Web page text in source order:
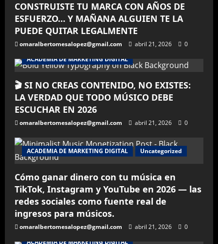
CONSTRUISTE TU MARCA CON AÑOS DE
ESFUERZO… Y MAÑANA ALGUIEN TE LA
PUEDE QUITAR LEGALMENTE
omaralbertomesalopez@gmail.com abril 21, 2026
0
ACADEMIA DE MARKETING DIGITAL
🎬 SI NO CREAS CONTENIDO, NO EXISTES:
LA VERDAD QUE TODO MÚSICO DEBE
ESCUCHAR EN 2026
omaralbertomesalopez@gmail.com abril 21, 2026 0
ACADEMIA DE MARKETING DIGITAL Uncategorized
Cómo ganar dinero con tu música en
TikTok, Instagram y YouTube en 2026 — las
redes sociales como fuente real de
ingresos para músicos.
omaralbertomesalopez@gmail.com abril 21, 2026
0
ACADEMIA DE MARKETING DIGITAL